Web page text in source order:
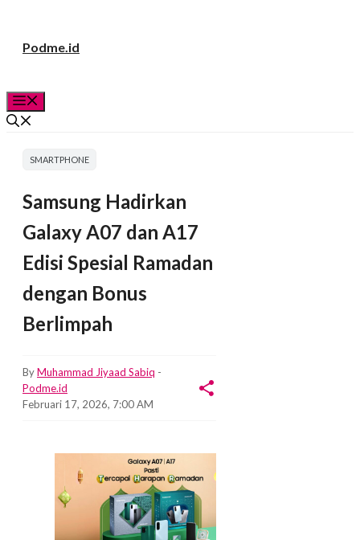
Podme.id
SMARTPHONE
Samsung Hadirkan
Galaxy A07 dan A17
Edisi Spesial Ramadan
dengan Bonus
Berlimpah
ByMuhammad Jiyaad Sabiq -
Podme.id
Februari 17, 2026, 7:00 AM